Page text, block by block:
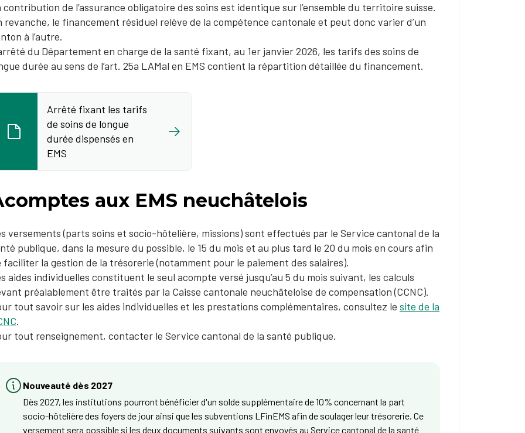
contribution de l’assurance obligatoire des soins est identique sur l’ensemble du territoire suisse.
revanche, le financement résiduel relève de la compétence cantonale et peut donc varier d’un
à l’autre.
du Département en charge de la santé fixant, au 1er janvier 2026, les tarifs des soins de
durée au sens de l’art. 25a LAMal en EMS contient la répartition détaillée du financement.
Arrêté fixant les tarifs
de soins de longue
durée dispensés en
EMS
aux EMS neuchâtelois
versements (parts soins et socio-hôtelière, missions) sont effectués par le Service cantonal de la
publique, dans la mesure du possible, le 15 du mois et au plus tard le 20 du mois en cours afin
faciliter la gestion de la trésorerie (notamment pour le paiement des salaires).
aides individuelles constituent le seul acompte versé jusqu’au 5 du mois suivant, les calculs
préalablement être traités par la Caisse cantonale neuchâteloise de compensation (CCNC).
tout savoir sur les aides individuelles et les prestations complémentaires, consultez le site de la
.
tout renseignement, contacter le Service cantonal de la santé publique.
Nouveauté dès 2027
Dès 2027, les institutions pourront bénéficier d'un solde supplémentaire de 10% concernant la part
socio-hôtelière des foyers de jour ainsi que les subventions LFinEMS afin de soulager leur trésorerie. Ce
versement sera possible si les deux documents suivants sont envoyés au Service cantonal de la santé